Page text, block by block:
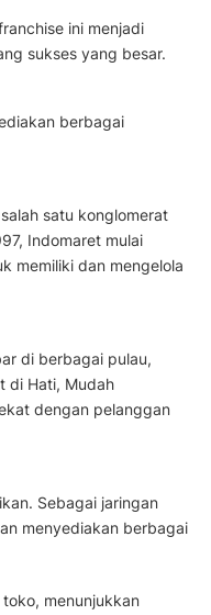
ini menjadi
sukses yang besar.
berbagai
satu konglomerat
Indomaret mulai
memiliki dan mengelola
di berbagai pulau,
di Hati, Mudah
dengan pelanggan
Sebagai jaringan
menyediakan berbagai
menunjukkan